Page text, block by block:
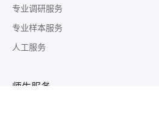
专业调研服务
专业样本服务
人工服务
师生服务